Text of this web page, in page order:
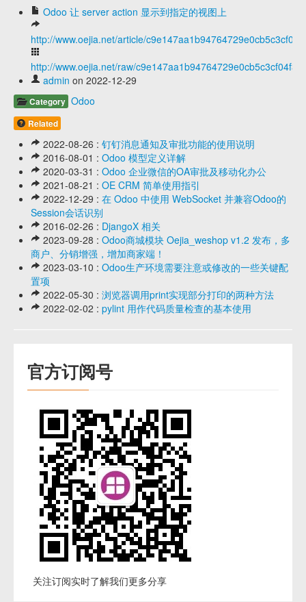
Odoo 让 server action 显示到指定的视图上
http://www.oejia.net/article/
http://www.oejia.net/raw/c9e147aa1b94764729e0cb5c3cf04f3f
admin on 2022-12-29
Category Odoo
Related
2022-08-26 : 钉钉消息通知及审批功能的使用说明
2016-08-01 : Odoo 模型定义详解
2020-03-31 : Odoo 企业微信的OA审批及移动化办公
2021-08-21 : OE CRM 简单使用指引
2022-12-29 : 在 Odoo 中使用 WebSocket 并兼容Odoo的
Session会话识别
2016-02-26 : DjangoX 相关
2023-09-28 : Odoo商城模块 Oejia_weshop v1.2 发布，多
商户、分销增强，增加商家端！
2023-03-10 : Odoo生产环境需要注意或修改的一些关键配
置项
2022-05-30 : 浏览器调用print实现部分打印的两种方法
2022-02-02 : pylint 用作代码质量检查的基本使用
官方订阅号
关注订阅实时了解我们更多分享